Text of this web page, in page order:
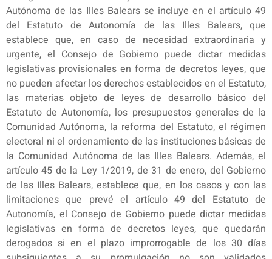
Autónoma de las Illes Balears se incluye en el artículo 49
del Estatuto de Autonomía de las Illes Balears, que
establece que, en caso de necesidad extraordinaria y
urgente, el Consejo de Gobierno puede dictar medidas
legislativas provisionales en forma de decretos leyes, que
no pueden afectar los derechos establecidos en el Estatuto,
las materias objeto de leyes de desarrollo básico del
Estatuto de Autonomía, los presupuestos generales de la
Comunidad Autónoma, la reforma del Estatuto, el régimen
electoral ni el ordenamiento de las instituciones básicas de
la Comunidad Autónoma de las Illes Balears. Además, el
artículo 45 de la Ley 1/2019, de 31 de enero, del Gobierno
de las Illes Balears, establece que, en los casos y con las
limitaciones que prevé el artículo 49 del Estatuto de
Autonomía, el Consejo de Gobierno puede dictar medidas
legislativas en forma de decretos leyes, que quedarán
derogados si en el plazo improrrogable de los 30 días